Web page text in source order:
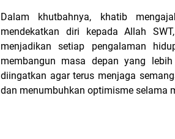
Dalam khutbahnya, khatib
mendekatkan diri kepada Allah
menjadikan setiap pengalaman
membangun masa depan yang
diingatkan agar terus menjaga
dan menumbuhkan optimisme selama